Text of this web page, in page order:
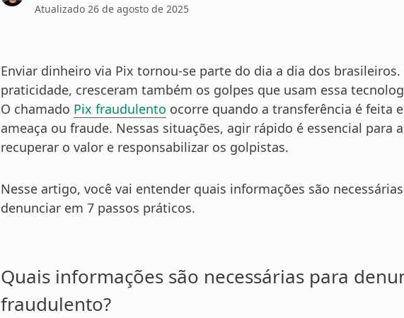
Atualizado 26 de agosto de 2025
Enviar dinheiro via Pix tornou-se parte do dia a dia dos
praticidade, cresceram também os golpes que usam essa
O chamado Pix fraudulento ocorre quando a transferência é feita
ameaça ou fraude. Nessas situações, agir rápido é essencial para
recuperar o valor e responsabilizar os golpistas.
Nesse artigo, você vai entender quais informações são
denunciar em 7 passos práticos.
Quais informações são necessárias para
fraudulento?